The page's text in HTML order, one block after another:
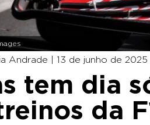
Andrade | 13 de junho de 2025
tem dia
da